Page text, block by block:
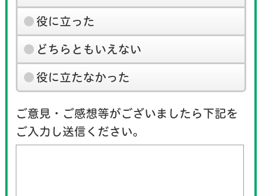
役に立った
どちらともいえない
役に立たなかった
ご意見・ご感想等がございましたら下記を
ご入力し送信ください。